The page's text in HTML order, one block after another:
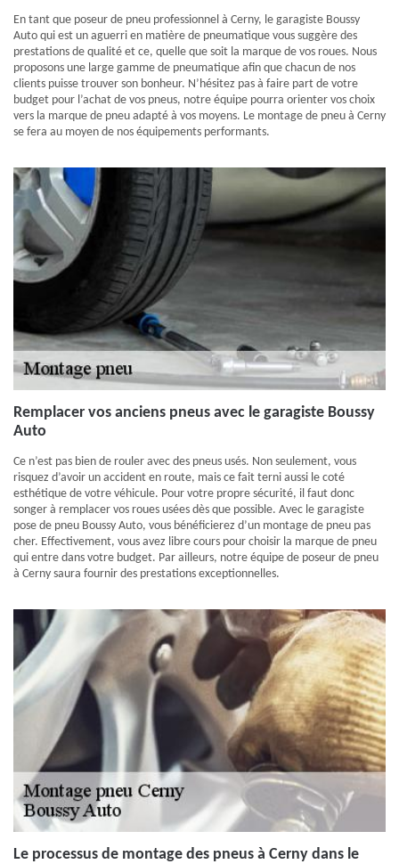
En tant que poseur de pneu professionnel à Cerny, le garagiste Boussy
Auto qui est un aguerri en matière de pneumatique vous suggère des
prestations de qualité et ce, quelle que soit la marque de vos roues. Nous
proposons une large gamme de pneumatique afin que chacun de nos
clients puisse trouver son bonheur. N’hésitez pas à faire part de votre
budget pour l’achat de vos pneus, notre équipe pourra orienter vos choix
vers la marque de pneu adapté à vos moyens. Le montage de pneu à Cerny
se fera au moyen de nos équipements performants.
Remplacer vos anciens pneus avec le garagiste Boussy
Auto
Ce n’est pas bien de rouler avec des pneus usés. Non seulement, vous
risquez d’avoir un accident en route, mais ce fait terni aussi le coté
esthétique de votre véhicule. Pour votre propre sécurité, il faut donc
songer à remplacer vos roues usées dès que possible. Avec le garagiste
pose de pneu Boussy Auto, vous bénéficierez d’un montage de pneu pas
cher. Effectivement, vous avez libre cours pour choisir la marque de pneu
qui entre dans votre budget. Par ailleurs, notre équipe de poseur de pneu
à Cerny saura fournir des prestations exceptionnelles.
Le processus de montage des pneus à Cerny dans le